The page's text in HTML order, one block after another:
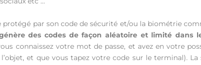
par son code de sécurité et/ou la biométrie
des codes de façon aléatoire et limité dans
connaissez votre mot de passe, et avez en votre
et que vous tapez votre code sur le terminal).